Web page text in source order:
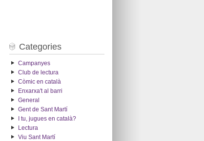
Categories
Campanyes
Club de lectura
Còmic en català
Enxarxa't al barri
General
Gent de Sant Martí
I tu, jugues en català?
Lectura
Viu Sant Martí